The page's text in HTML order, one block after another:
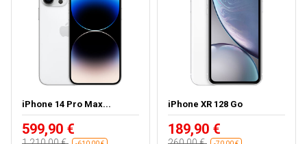
iPhone 14 Pro Max...
599,90 €
iPhone XR 128 Go
189,90 €